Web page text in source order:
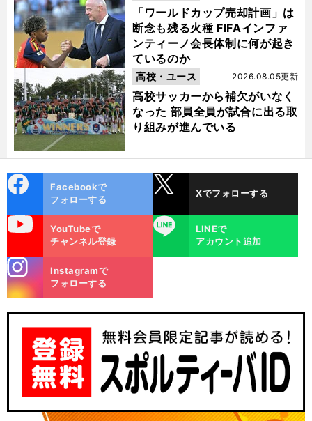
「ワールドカップ売却計画」は
断念も残る火種 FIFAインファ
ンティーノ会長体制に何が起き
ているのか
高校サッカーから補欠がいなく
なった 部員全員が試合に出る取
り組みが進んでいる
2026.08.05更新
高校・ユース
ok
Facebookで
フォローする
Xでフォローする
YouTubeで
チャンネル登録
LINE
LINEで
アカウント追加
m
Instagramで
フォローする